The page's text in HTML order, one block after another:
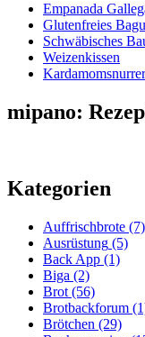
Empanada
Glutenfreies
Schwäbisches
Weizenkissen
Kardamomsnurrer
mipano:
Kategorien
Auffrischbrote (7)
Ausrüstung (5)
Back App (1)
Biga (2)
Brot (56)
Brotbackforum
Brötchen (29)